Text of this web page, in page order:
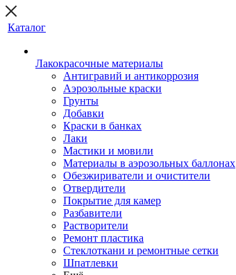
Каталог
Лакокрасочные материалы
Антигравий и антикоррозия
Аэрозольные краски
Грунты
Добавки
Краски в банках
Лаки
Мастики и мовили
Материалы в аэрозольных баллонах
Обезжириватели и очистители
Отвердители
Покрытие для камер
Разбавители
Растворители
Ремонт пластика
Стеклоткани и ремонтные сетки
Шпатлевки